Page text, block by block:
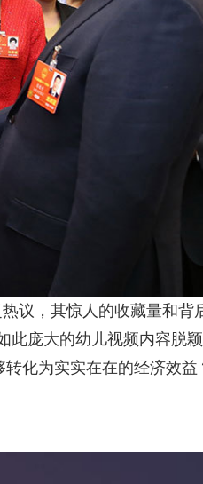
议，其惊人的收藏量和背
此庞大的幼儿视频内容脱
化为实实在在的经济效益